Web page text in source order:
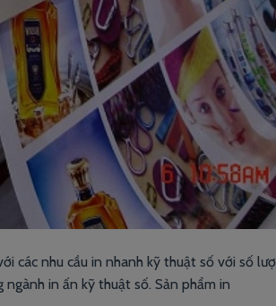
các nhu cầu in nhanh kỹ thuật số với số
in ấn kỹ thuật số. Sản phẩm in